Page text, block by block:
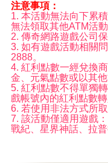
注意事項：
1. 本活動無法向下累
無法領取其他ATM活
2. 傳奇網路遊戲公司
3. 如有遊戲活動相關
2888。
4. 紅利點數一經兌換
金、元氣點數或以其
5. 紅利點數不得單獨
戲帳號內的紅利點數
6. 若使用非法方式所
7. 該活動僅適用遊戲
戰紀、星界神話、拉